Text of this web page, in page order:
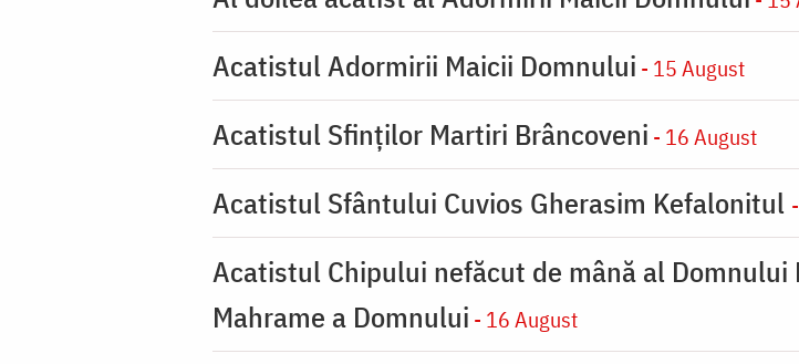
Acatistul Adormirii Maicii Domnului - 15 August
Acatistul Sfinților Martiri Brâncoveni - 16 August
Acatistul Sfântului Cuvios Gherasim Kefalonitul
Acatistul Chipului nefăcut de mână al
Mahrame a Domnului - 16 August